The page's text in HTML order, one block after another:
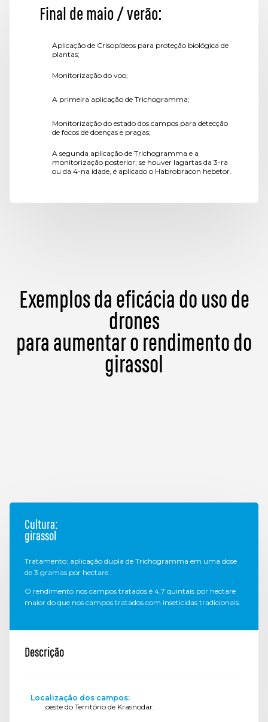
Final de maio / verão:
Aplicação de Crisopídeos para proteção biológica de
plantas;
Monitorização do voo;
A primeira aplicação de Trichogramma;
Monitorização do estado dos campos para detecção
de focos de doenças e pragas;
A segunda aplicação de Trichogramma e a
monitorização posterior; se houver lagartas da 3-ra
ou da 4-na idade, é aplicado o Habrobracon hebetor.
Exemplos da eficácia do uso de
drones
para aumentar o rendimento do
girassol
Cultura:
girassol
Tratamento: aplicação dupla de Trichogramma em uma dose
de 3 gramas por hectare.
O rendimento nos campos tratados é 4,7 quintais por hectare
maior do que nos campos tratados com inseticidas tradicionais.
Descrição
Localização dos campos:
oeste do Território de Krasnodar.